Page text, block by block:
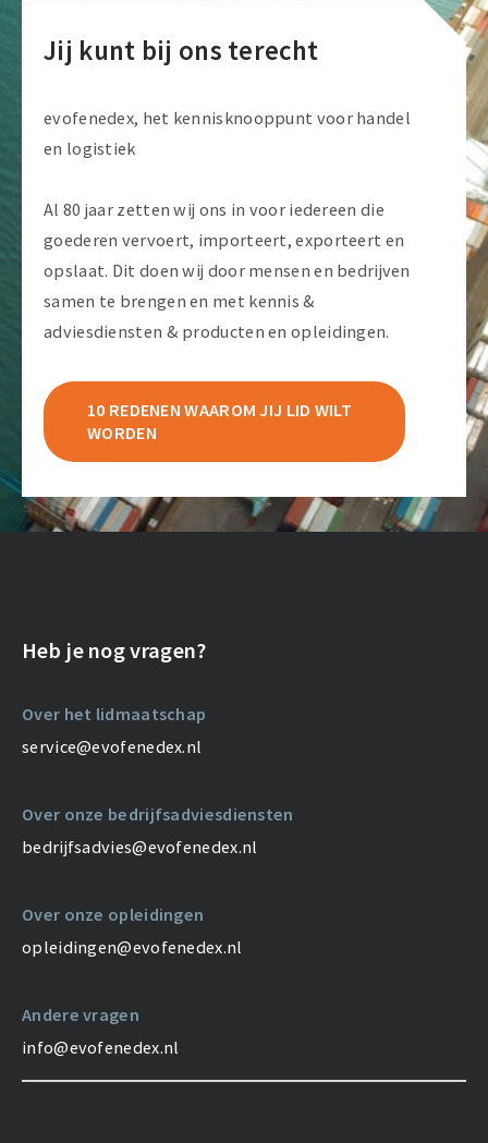
Jij kunt bij ons terecht
evofenedex, het kennisknooppunt voor handel
en logistiek
Al 80 jaar zetten wij ons in voor iedereen die
goederen vervoert, importeert, exporteert en
opslaat. Dit doen wij door mensen en bedrijven
samen te brengen en met kennis &
adviesdiensten & producten en opleidingen.
10 REDENEN WAAROM JIJ LID WILT
WORDEN
Heb je nog vragen?
Over het lidmaatschap
service@evofenedex.nl
Over onze bedrijfsadviesdiensten
bedrijfsadvies@evofenedex.nl
Over onze opleidingen
opleidingen@evofenedex.nl
Andere vragen
info@evofenedex.nl